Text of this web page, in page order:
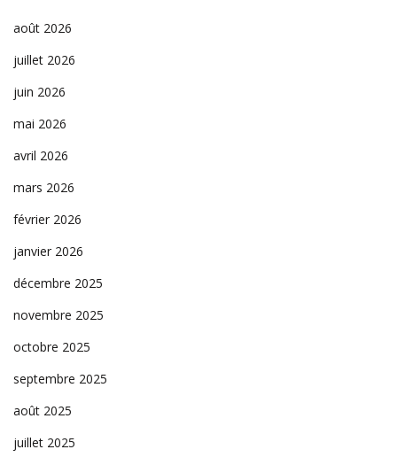
août 2026
juillet 2026
juin 2026
mai 2026
avril 2026
mars 2026
février 2026
janvier 2026
décembre 2025
novembre 2025
octobre 2025
septembre 2025
août 2025
juillet 2025